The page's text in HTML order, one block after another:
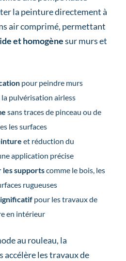
la peinture directement à
air comprimé, permettant
et homogènesur murs et
pour peindre murs
la pulvérisation airless
sans traces de pinceau ou de
les surfaces
et réduction du
application précise
les supportscomme le bois, les
rugueuses
pour les travaux de
en intérieur
au rouleau, la
les travaux de